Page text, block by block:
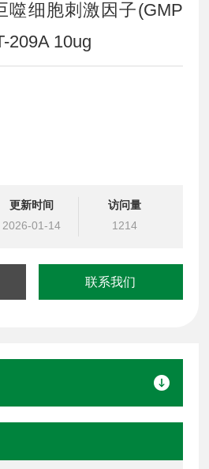
噬细胞刺激因子(GMP
209A 10ug
置 6 个月，复溶后在 2°C 至 8°C
7-10 天，避免反复冻融。
更新时间
2026-01-14
访问量
1214
联系我们